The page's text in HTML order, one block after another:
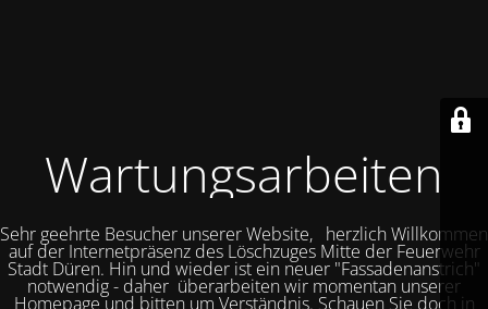
Wartungsarbeiten
Sehr geehrte Besucher unserer Website, herzlich Willkommen
auf der Internetpräsenz des Löschzuges Mitte der Feuerwehr
Stadt Düren. Hin und wieder ist ein neuer "Fassadenanstrich"
notwendig - daher überarbeiten wir momentan unserer
Homepage und bitten um Verständnis. Schauen Sie doch in